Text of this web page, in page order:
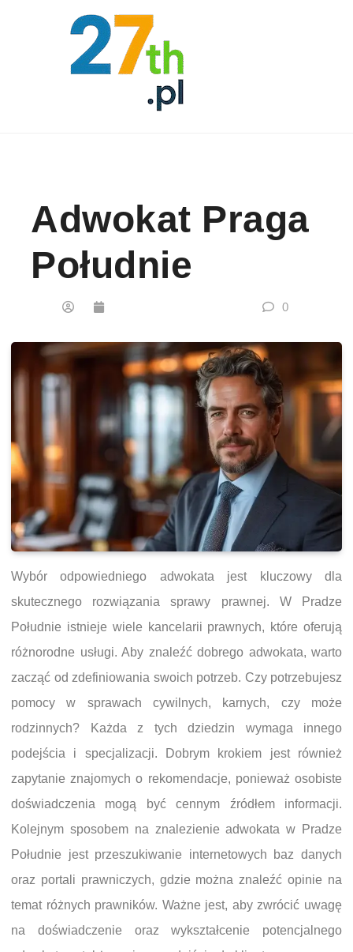
Adwokat Praga
Południe
0
Wybór odpowiedniego adwokata jest kluczowy dla
skutecznego rozwiązania sprawy prawnej. W Pradze
Południe istnieje wiele kancelarii prawnych, które oferują
różnorodne usługi. Aby znaleźć dobrego adwokata, warto
zacząć od zdefiniowania swoich potrzeb. Czy potrzebujesz
pomocy w sprawach cywilnych, karnych, czy może
rodzinnych? Każda z tych dziedzin wymaga innego
podejścia i specjalizacji. Dobrym krokiem jest również
zapytanie znajomych o rekomendacje, ponieważ osobiste
doświadczenia mogą być cennym źródłem informacji.
Kolejnym sposobem na znalezienie adwokata w Pradze
Południe jest przeszukiwanie internetowych baz danych
oraz portali prawniczych, gdzie można znaleźć opinie na
temat różnych prawników. Ważne jest, aby zwrócić uwagę
na doświadczenie oraz wykształcenie potencjalnego